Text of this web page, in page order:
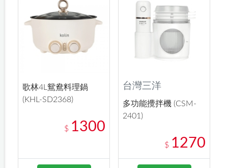
歌林4L鴛鴦料理鍋
(KHL-SD2368)
$ 1300
台灣三洋
多功能攪拌機 (CSM-
2401)
$ 1270